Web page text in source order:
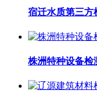
宿迁水质第三方
株洲特种设备检